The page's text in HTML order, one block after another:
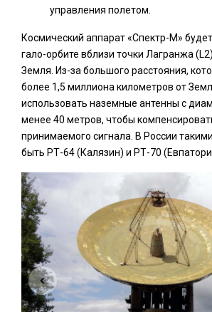
управления полетом.
Космический аппарат «Спектр-М»
гало-орбите вблизи точки Лагранжа
Земля. Из-за большого расстояния,
более 1,5 миллиона километров от
использовать наземные антенны с
менее 40 метров, чтобы
принимаемого сигнала. В России
быть РТ-64 (Калязин) и РТ-70